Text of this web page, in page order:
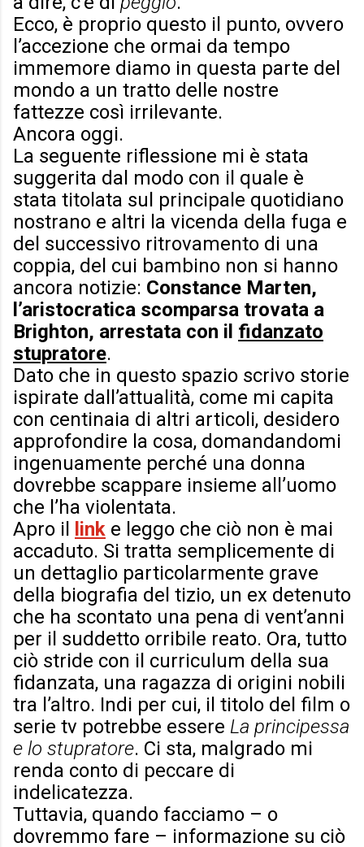
Ecco, è proprio questo il punto, ovvero
l’accezione che ormai da tempo
immemore diamo in questa parte del
mondo a un tratto delle nostre
fattezze così irrilevante.
Ancora oggi.
La seguente riflessione mi è stata
suggerita dal modo con il quale è
stata titolata sul principale quotidiano
nostrano e altri la vicenda della fuga e
del successivo ritrovamento di una
coppia, del cui bambino non si hanno
ancora notizie: Constance Marten,
l’aristocratica scomparsa trovata a
Brighton, arrestata con il fidanzato
stupratore.
Dato che in questo spazio scrivo storie
ispirate dall’attualità, come mi capita
con centinaia di altri articoli, desidero
approfondire la cosa, domandandomi
ingenuamente perché una donna
dovrebbe scappare insieme all’uomo
che l’ha violentata.
Apro il
link e leggo che ciò non è mai
accaduto. Si tratta semplicemente di
un dettaglio particolarmente grave
della biografia del tizio, un ex detenuto
che ha scontato una pena di vent’anni
per il suddetto orribile reato. Ora, tutto
ciò stride con il curriculum della sua
fidanzata, una ragazza di origini nobili
tra l’altro. Indi per cui, il titolo del film o
serie tv potrebbe essere La principessa
e lo stupratore. Ci sta, malgrado mi
renda conto di peccare di
indelicatezza.
Tuttavia, quando facciamo – o
dovremmo fare – informazione su ciò